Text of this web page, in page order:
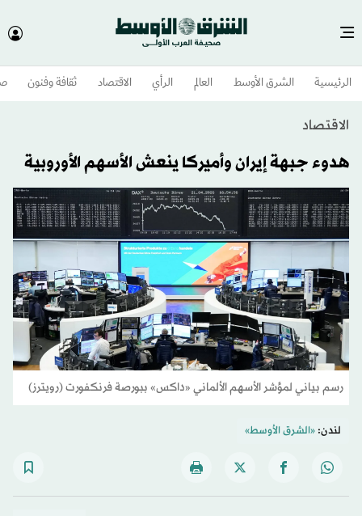
الرئيسية الشرق الأوسط​ العالم الرأي الاقتصاد ثقافة وفنون
الاقتصاد
هدوء جبهة إيران وأميركا ينعش الأسهم الأوروبية
رسم بياني لمؤشر الأسهم الألماني «داكس» ببورصة فرنكفورت (رويترز)
لندن:«الشرق الأوسط»